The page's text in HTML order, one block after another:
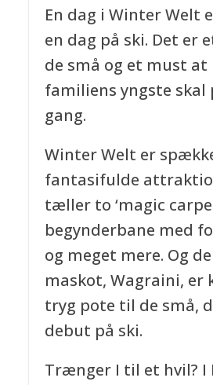
En dag i Winter Welt
en dag på ski. Det er
de små og et must at
familiens yngste skal
gang.
Winter Welt er
fantasifulde
tæller to ‘magic
begynderbane med
og meget mere. Og
maskot, Wagraini, er
tryg pote til de små,
debut på ski.
Trænger I til et hvil? I